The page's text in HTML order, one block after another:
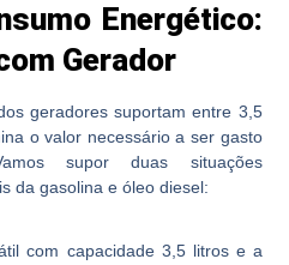
Energético:
Gerador
geradores suportam entre 3,5
o valor necessário a ser gasto
supor duas situações
da gasolina e óleo diesel:
com capacidade 3,5 litros e a